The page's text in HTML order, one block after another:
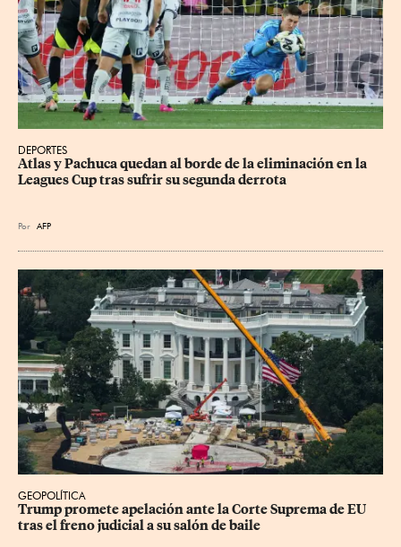
DEPORTES
Atlas y Pachuca quedan al borde de la eliminación en la
Leagues Cup tras sufrir su segunda derrota
Por AFP
GEOPOLÍTICA
Trump promete apelación ante la Corte Suprema de EU
tras el freno judicial a su salón de baile